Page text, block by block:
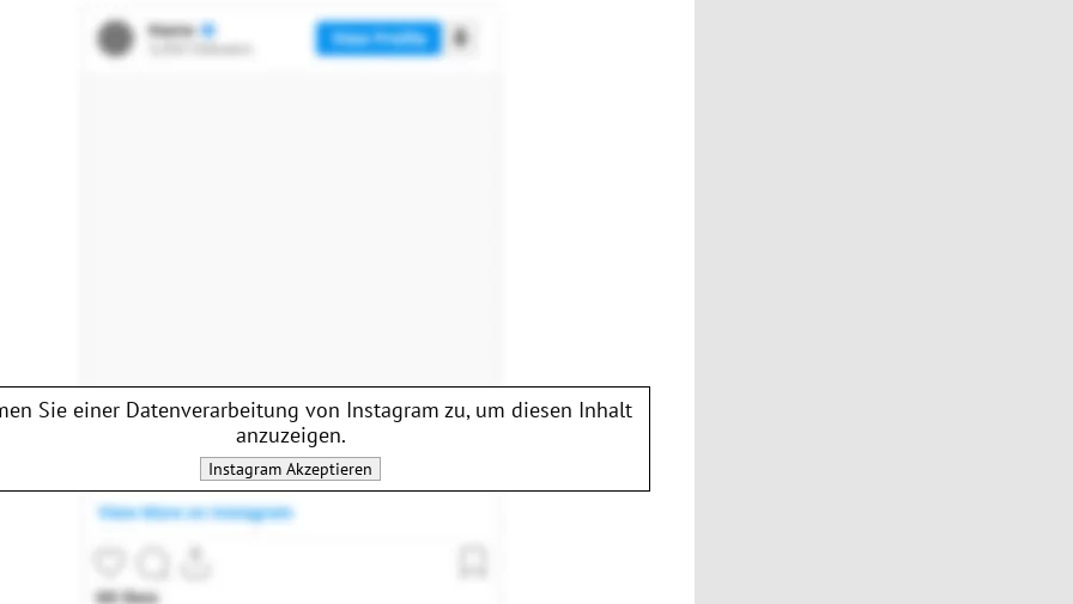
Sie einer Datenverarbeitung von Instagram zu, um diesen Inhalt
anzuzeigen.
Instagram Akzeptieren